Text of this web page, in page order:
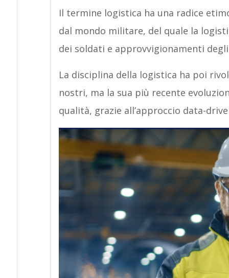
Il termine logistica ha una radice
dal mondo militare, del quale la
dei soldati e approvvigionamenti
La disciplina della logistica ha poi
nostri, ma la sua più recente
qualità, grazie all’approccio data-